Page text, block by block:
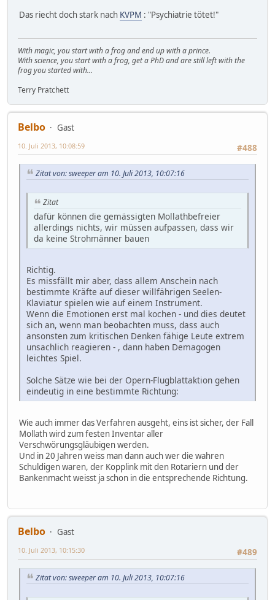
Das riecht doch stark nach KVPM : "Psychiatrie tötet!"
With magic, you start with a frog and end up with a prince.
With science, you start with a frog, get a PhD and are still left with the
frog you started with...
Terry Pratchett
Belbo
Gast
#488
10. Juli 2013, 10:08:59
Zitat von: sweeper am 10. Juli 2013, 10:07:16
Zitat
dafür können die gemässigten Mollathbefreier
allerdings nichts, wir müssen aufpassen, dass wir
da keine Strohmänner bauen
Richtig.
Es missfällt mir aber, dass allem Anschein nach
bestimmte Kräfte auf dieser willfährigen Seelen-
Klaviatur spielen wie auf einem Instrument.
Wenn die Emotionen erst mal kochen - und dies deutet
sich an, wenn man beobachten muss, dass auch
ansonsten zum kritischen Denken fähige Leute extrem
unsachlich reagieren - , dann haben Demagogen
leichtes Spiel.
Solche Sätze wie bei der Opern-Flugblattaktion gehen
eindeutig in eine bestimmte Richtung:
Wie auch immer das Verfahren ausgeht, eins ist sicher, der Fall
Mollath wird zum festen Inventar aller
Verschwörungsgläubigen werden.
Und in 20 Jahren weiss man dann auch wer die wahren
Schuldigen waren, der Kopplink mit den Rotariern und der
Bankenmacht weisst ja schon in die entsprechende Richtung.
Belbo
Gast
#489
10. Juli 2013, 10:15:30
Zitat von: sweeper am 10. Juli 2013, 10:07:16